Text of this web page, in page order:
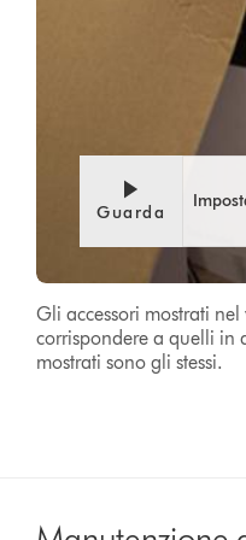
Guarda
Gli accessori mostrati
corrispondere a quelli in
mostrati sono gli stessi.